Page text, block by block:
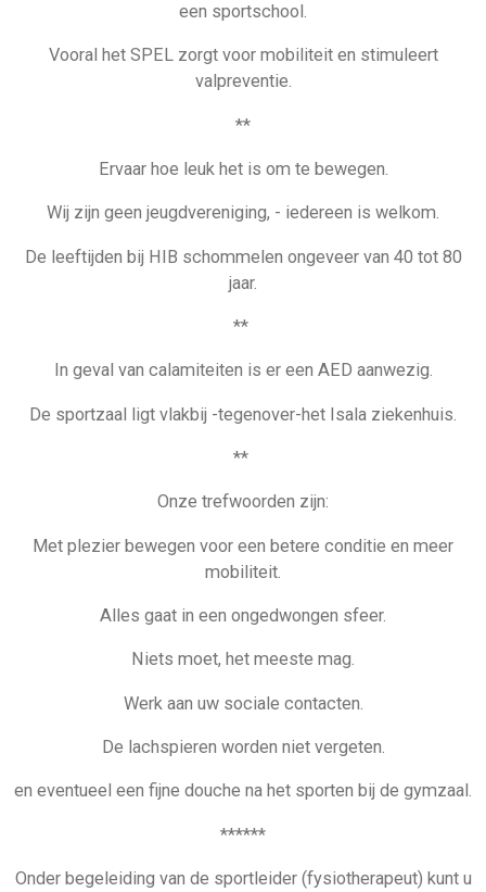
een sportschool.
Vooral het SPEL zorgt voor mobiliteit en stimuleert
valpreventie.
**
Ervaar hoe leuk het is om te bewegen.
Wij zijn geen jeugdvereniging, - iedereen is welkom.
De leeftijden bij HIB schommelen ongeveer van 40 tot 80
jaar.
**
In geval van calamiteiten is er een AED aanwezig.
De sportzaal ligt vlakbij -tegenover-het Isala ziekenhuis.
**
Onze trefwoorden zijn:
Met plezier bewegen voor een betere conditie en meer
mobiliteit.
Alles gaat in een ongedwongen sfeer.
Niets moet, het meeste mag.
Werk aan uw sociale contacten.
De lachspieren worden niet vergeten.
en eventueel een fijne douche na het sporten bij de gymzaal.
******
Onder begeleiding van de sportleider (fysiotherapeut) kunt u